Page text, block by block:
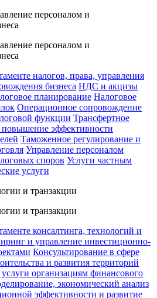
персоналом и
персоналом и
налогов, права, управления
бизнеса НДС и акцизы
планирование Налоговое
Операционное сопровождение
функции Трансфертное
повышение эффективности
Таможенное регулирование и
Управление персоналом
споров Услуги частным
услуги
и транзакции
и транзакции
консалтинга, технологий и
и управление инвестиционно-
Консультирование в сфере
и развития территорий
организациям финансового
экономический анализ
эффективности и развитие